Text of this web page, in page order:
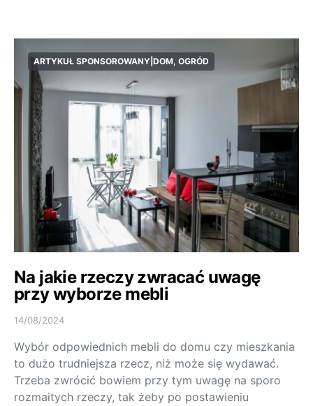
ARTYKUŁ SPONSOROWANY|DOM, OGRÓD
Na jakie rzeczy zwracać uwagę
przy wyborze mebli
14/08/2024
Wybór odpowiednich mebli do domu czy mieszkania
to dużo trudniejsza rzecz, niż może się wydawać.
Trzeba zwrócić bowiem przy tym uwagę na sporo
rozmaitych rzeczy, tak żeby po postawieniu